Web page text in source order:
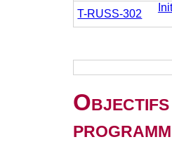
T-RUSS-302
Objectifs